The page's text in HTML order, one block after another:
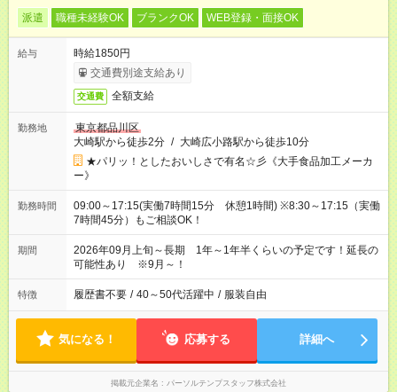
派遣 職種未経験OK ブランクOK WEB登録・面接OK
給与
時給1850円
交通費別途支給あり
交通費 全額支給
勤務地
東京都品川区
大崎駅から徒歩2分 / 大崎広小路駅から徒歩10分
★パリッ！としたおいしさで有名☆彡《大手食品加工メーカ
ー》
勤務時間
09:00～17:15(実働7時間15分 休憩1時間) ※8:30～17:15（実働
7時間45分）もご相談OK！
期間
2026年09月上旬～長期 1年～1年半くらいの予定です！延長の
可能性あり ※9月～！
特徴 履歴書不要 / 40～50代活躍中 / 服装自由
気になる！ 応募する 詳細へ
掲載元企業名 パーソルテンプスタッフ株式会社